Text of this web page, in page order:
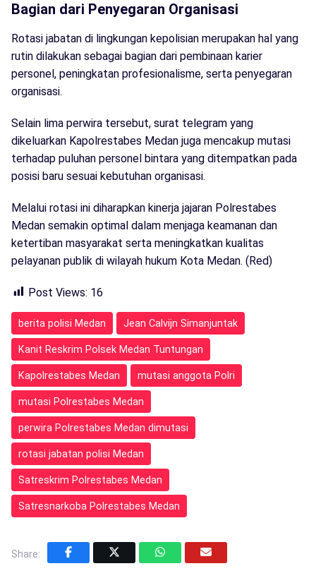
Bagian dari Penyegaran Organisasi
Rotasi jabatan di lingkungan kepolisian merupakan hal yang
rutin dilakukan sebagai bagian dari pembinaan karier
personel, peningkatan profesionalisme, serta penyegaran
organisasi.
Selain lima perwira tersebut, surat telegram yang
dikeluarkan Kapolrestabes Medan juga mencakup mutasi
terhadap puluhan personel bintara yang ditempatkan pada
posisi baru sesuai kebutuhan organisasi.
Melalui rotasi ini diharapkan kinerja jajaran Polrestabes
Medan semakin optimal dalam menjaga keamanan dan
ketertiban masyarakat serta meningkatkan kualitas
pelayanan publik di wilayah hukum Kota Medan. (Red)
Post Views: 16
berita polisi Medan Jean Calvijn Simanjuntak
Kanit Reskrim Polsek Medan Tuntungan
Kapolrestabes Medan mutasi anggota Polri
mutasi Polrestabes Medan
perwira Polrestabes Medan dimutasi
rotasi jabatan polisi Medan
Satreskrim Polrestabes Medan
Satresnarkoba Polrestabes Medan
Share: